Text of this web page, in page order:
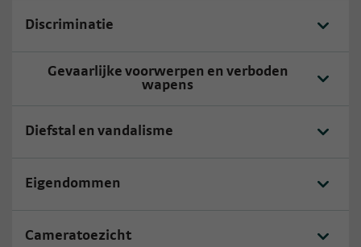
Discriminatie
Gevaarlijke voorwerpen en verboden
wapens
Diefstal en vandalisme
Eigendommen
Cameratoezicht